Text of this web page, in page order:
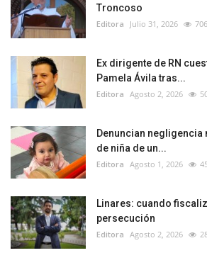
Troncoso
Editora Julio 31, 2026 706
Ex dirigente de RN
Pamela Ávila tras...
Editora Agosto 2, 2026
Denuncian negligencia
de niña de un...
Editora Agosto 1, 2026
Linares: cuando
persecución
Editora Agosto 2, 2026